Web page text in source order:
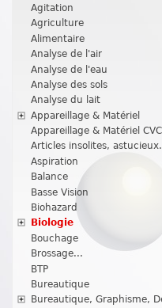
Agitation
Agriculture
Alimentaire
Analyse de l'air
Analyse de l'eau
Analyse des sols
Analyse du lait
Appareillage & Matériel
Appareillage & Matériel CVC
Articles insolites,
Aspiration
Balance
Basse Vision
Biohazard
Biologie
Bouchage
Brossage...
BTP
Bureautique
Bureautique, Graphisme,